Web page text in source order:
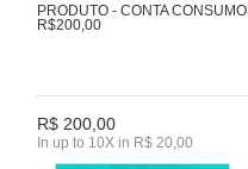
PRODUTO - CONTA CONSUMO
R$200,00
R$ 200,00
In up to 10X in R$ 20,00